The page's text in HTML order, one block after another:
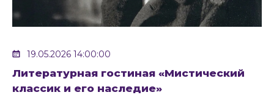
19.05.2026 14:00:00
Литературная гостиная «Мистический
классик и его наследие»